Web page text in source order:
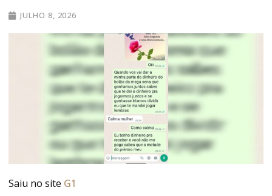
JULHO 8, 2026
Saiu no site G1